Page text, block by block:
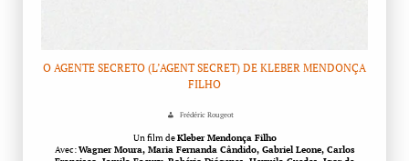
O AGENTE SECRETO (L’AGENT SECRET) DE KLEBER MENDONÇA
FILHO
Frédéric Rougeot
Un film deKleber Mendonça Filho
Avec:Wagner Moura, Maria Fernanda Cândido, Gabriel Leone, Carlos